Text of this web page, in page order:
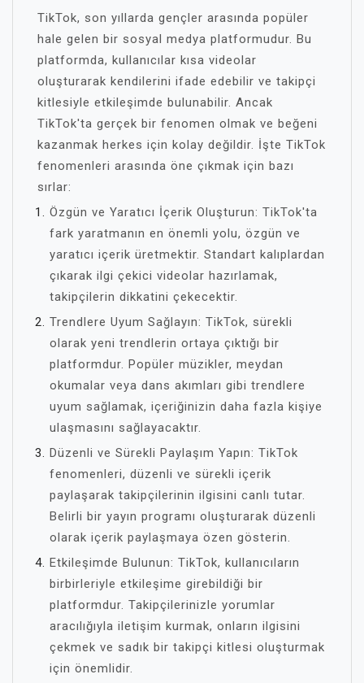
TikTok, son yıllarda gençler arasında popüler
hale gelen bir sosyal medya platformudur. Bu
platformda, kullanıcılar kısa videolar
oluşturarak kendilerini ifade edebilir ve takipçi
kitlesiyle etkileşimde bulunabilir. Ancak
TikTok'ta gerçek bir fenomen olmak ve beğeni
kazanmak herkes için kolay değildir. İşte TikTok
fenomenleri arasında öne çıkmak için bazı
sırlar:
Özgün ve Yaratıcı İçerik Oluşturun: TikTok'ta
fark yaratmanın en önemli yolu, özgün ve
yaratıcı içerik üretmektir. Standart kalıplardan
çıkarak ilgi çekici videolar hazırlamak,
takipçilerin dikkatini çekecektir.
Trendlere Uyum Sağlayın: TikTok, sürekli
olarak yeni trendlerin ortaya çıktığı bir
platformdur. Popüler müzikler, meydan
okumalar veya dans akımları gibi trendlere
uyum sağlamak, içeriğinizin daha fazla kişiye
ulaşmasını sağlayacaktır.
Düzenli ve Sürekli Paylaşım Yapın: TikTok
fenomenleri, düzenli ve sürekli içerik
paylaşarak takipçilerinin ilgisini canlı tutar.
Belirli bir yayın programı oluşturarak düzenli
olarak içerik paylaşmaya özen gösterin.
Etkileşimde Bulunun: TikTok, kullanıcıların
birbirleriyle etkileşime girebildiği bir
platformdur. Takipçilerinizle yorumlar
aracılığıyla iletişim kurmak, onların ilgisini
çekmek ve sadık bir takipçi kitlesi oluşturmak
için önemlidir.